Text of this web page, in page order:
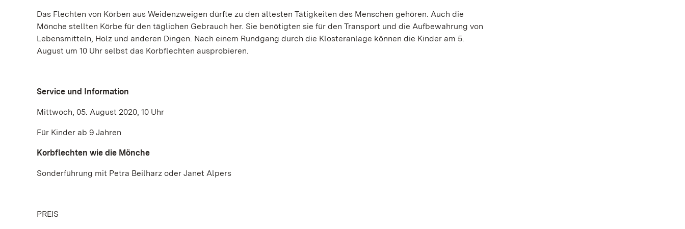
Das Flechten von Körben aus Weidenzweigen dürfte zu den ältesten Tätigkeiten des Menschen gehören. Auch die
Mönche stellten Körbe für den täglichen Gebrauch her. Sie benötigten sie für den Transport und die Aufbewahrung von
Lebensmitteln, Holz und anderen Dingen. Nach einem Rundgang durch die Klosteranlage können die Kinder am 5.
August um 10 Uhr selbst das Korbflechten ausprobieren.
Service und Information
Mittwoch, 05. August 2020, 10 Uhr
Für Kinder ab 9 Jahren
Korbflechten wie die Mönche
Sonderführung mit Petra Beilharz oder Janet Alpers
PREIS